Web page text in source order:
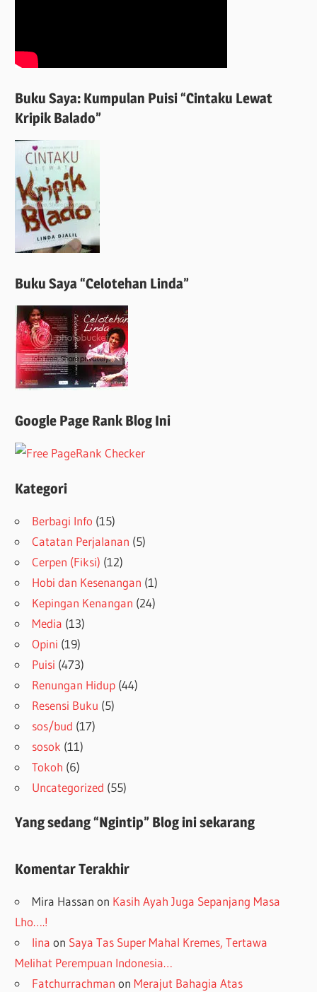
Buku Saya: Kumpulan Puisi “Cintaku Lewat
Kripik Balado”
Buku Saya “Celotehan Linda”
Google Page Rank Blog Ini
Kategori
Berbagi Info (15)
Catatan Perjalanan (5)
Cerpen (Fiksi) (12)
Hobi dan Kesenangan (1)
Kepingan Kenangan (24)
Media (13)
Opini (19)
Puisi (473)
Renungan Hidup (44)
Resensi Buku (5)
sos/bud (17)
sosok (11)
Tokoh (6)
Uncategorized (55)
Yang sedang “Ngintip” Blog ini sekarang
Komentar Terakhir
Mira Hassan on Kasih Ayah Juga Sepanjang Masa
Lho….!
lina on Saya Tas Super Mahal Kremes, Tertawa
Melihat Perempuan Indonesia…
Fatchurrachman on Merajut Bahagia Atas